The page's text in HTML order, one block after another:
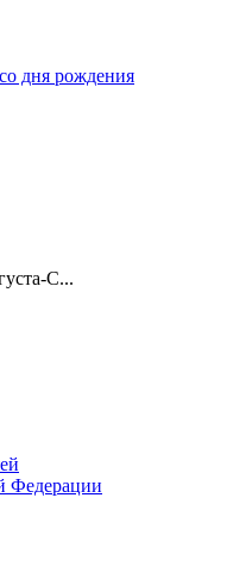
дня рождения
С...
Федерации